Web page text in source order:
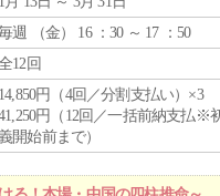
週 （金） 16 ：30 ～ 17 ：50
12回
14,850円（4回／分割支払い）×3
円（12回／一括前納支払※
開始前まで）